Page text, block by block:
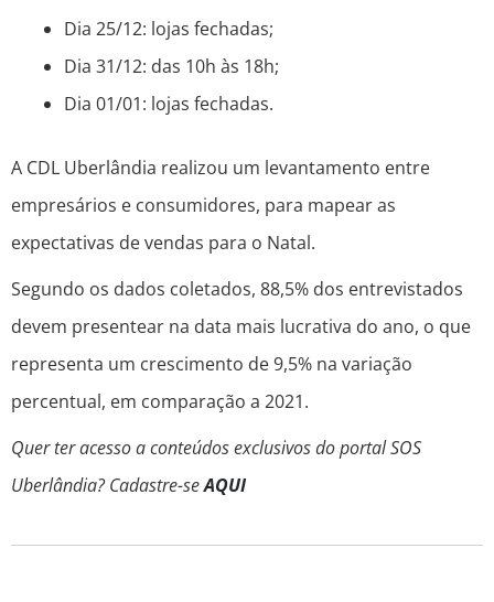
Dia 25/12: lojas fechadas;
Dia 31/12: das 10h às 18h;
Dia 01/01: lojas fechadas.
A CDL Uberlândia realizou um levantamento entre
empresários e consumidores, para mapear as
expectativas de vendas para o Natal.
Segundo os dados coletados, 88,5% dos entrevistados
devem presentear na data mais lucrativa do ano, o que
representa um crescimento de 9,5% na variação
percentual, em comparação a 2021.
Quer ter acesso a conteúdos exclusivos do portal SOS
Uberlândia? Cadastre-seAQUI